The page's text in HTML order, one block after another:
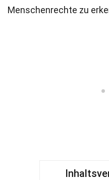
Menschenrechte zu